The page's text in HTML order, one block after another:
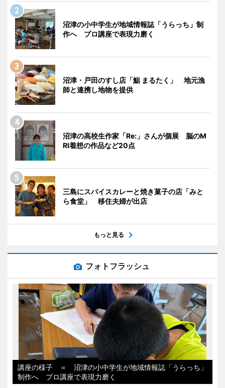
沼津の小中学生が地域情報誌「うらっち」制
作へ プロ講座で表現力磨く
沼津・戸田のすし店「鮨 まるたく」 地元漁
師と連携し地物を提供
沼津の高校生作家「Re:」さんが個展 脳のM
RI着想の作品など20点
三島にスパイスカレーと焼き菓子の店「みと
ら食堂」 移住夫婦が出店
もっと見る
フォトフラッシュ
講座の様子 ＝ 沼津の小中学生が地域情報誌「うらっち」
制作へ プロ講座で表現力磨く